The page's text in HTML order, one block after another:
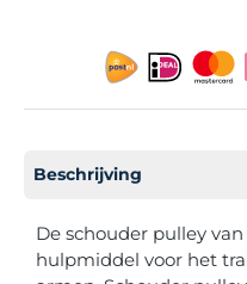
Beschrijving
De schouder pulley
hulpmiddel voor het